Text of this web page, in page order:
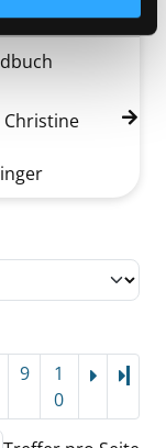
Henriette
Suche
9
1
0